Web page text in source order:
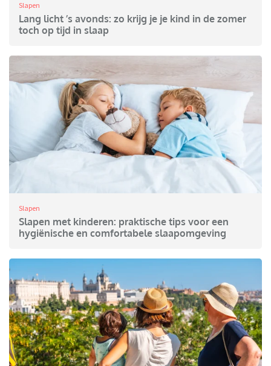
Slapen
Lang licht ’s avonds: zo krijg je je kind in de zomer
toch op tijd in slaap
Slapen
Slapen met kinderen: praktische tips voor een
hygiënische en comfortabele slaapomgeving